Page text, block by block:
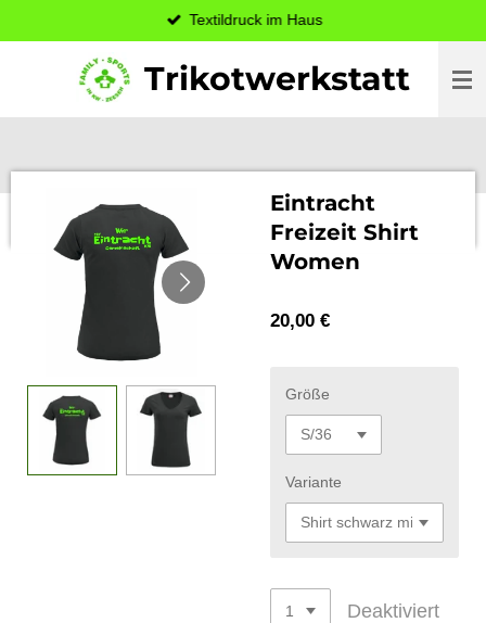
Hauptinhalt
Trikotwerkstatt
Textildruck im Haus
Eintracht
Freizeit Shirt
Women
20,00 €
Größe
Variante
Deaktiviert